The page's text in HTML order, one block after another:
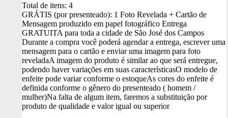
Total de itens: 4
GRÁTIS (por presenteado): 1 Foto Revelada + Cartão de
Mensagem produzido em papel fotográfico Entrega
GRATUITA para toda a cidade de São José dos Campos
Durante a compra você poderá agendar a entrega, escrever uma
mensagem para o cartão e enviar uma imagem para foto
reveladaA imagem do produto é similar ao que será entregue,
podendo haver variações em suas característicasO modelo de
enfeite pode variar conforme o estoqueAs cores do enfeite é
definida conforme o gênero do presenteado ( homem /
mulher)Na falta de algum item, faremos a substituição por
produto de qualidade e valor igual ou superior